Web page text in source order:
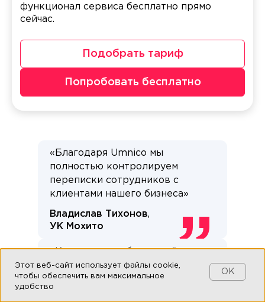
функционал сервиса бесплатно прямо
сейчас.
Подобрать тариф
Попробовать бесплатно
«Благодаря Umnico мы
полностью контролируем
переписки сотрудников с
клиентами нашего бизнеса»
Владислав Тихонов,
УК Мохито
«Конверсия с обращений
выросла. Процесс их обработки
стал более прозрачный и
Этот веб-сайт использует файлы cookie,
чтобы обеспечить вам максимальное
удобство
OK